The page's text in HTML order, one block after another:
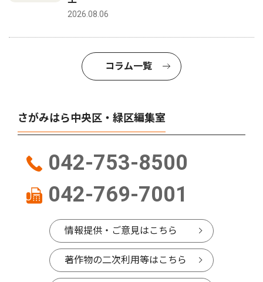
2026.08.06
コラム一覧
さがみはら中央区・緑区編集室
042-753-8500
042-769-7001
情報提供・ご意見はこちら
著作物の二次利用等はこちら